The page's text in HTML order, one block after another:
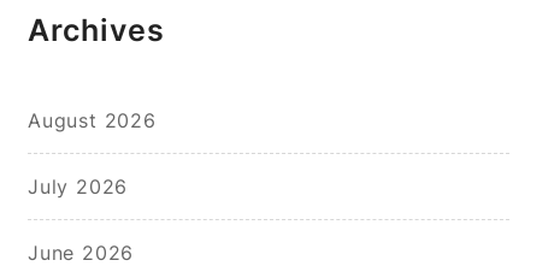
Archives
August 2026
July 2026
June 2026